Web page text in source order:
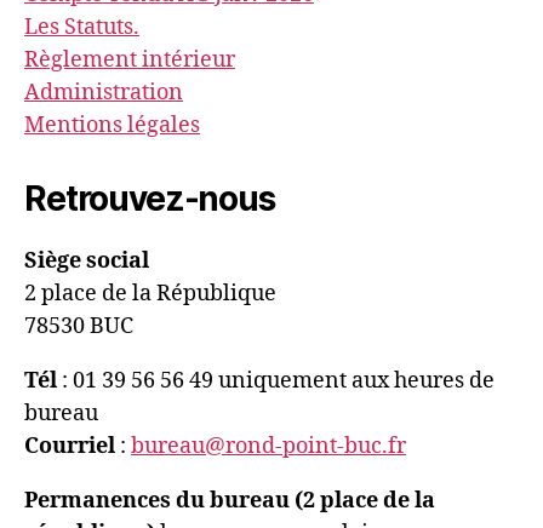
Les Statuts.
Règlement intérieur
Administration
Mentions légales
Retrouvez-nous
Siège social
2 place de la République
78530 BUC
Tél : 01 39 56 56 49 uniquement aux heures de
bureau
Courriel : bureau@rond-point-buc.fr
Permanences du bureau (2 place de la